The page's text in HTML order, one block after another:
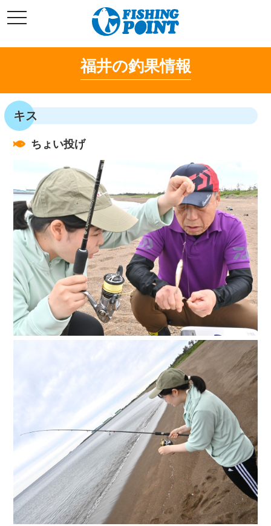
ン
ン
ス
キ
ッ
t
o
l
g
t
o
n
福井の釣果情報
キス
ちょい投げ